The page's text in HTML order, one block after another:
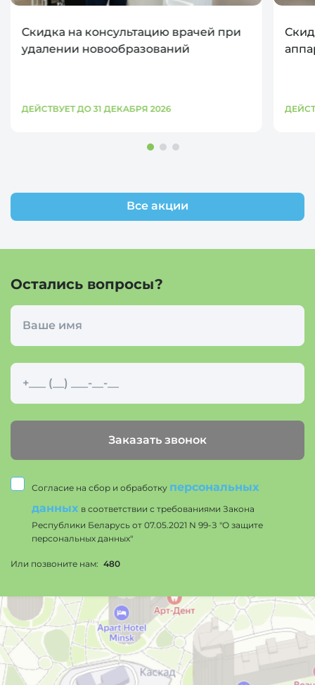
Все акции
Скидка на консультацию врачей при
удалении новообразований
ДЕЙСТВУЕТ ДО 31 ДЕКАБРЯ 2026
Остались вопросы?
Заказать звонок
Или позвоните нам: 480
Согласие на сбор и обработку персональных
данных в соответствии с требованиями Закона
Республики Беларусь от 07.05.2021 N 99-З "О защите
персональных данных"